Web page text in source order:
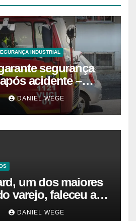
INDUSTRIAL
segurança
acidente –
DANIEL WEGE
um dos maiores
varejo, faleceu aos
Notícias
DANIEL WEGE